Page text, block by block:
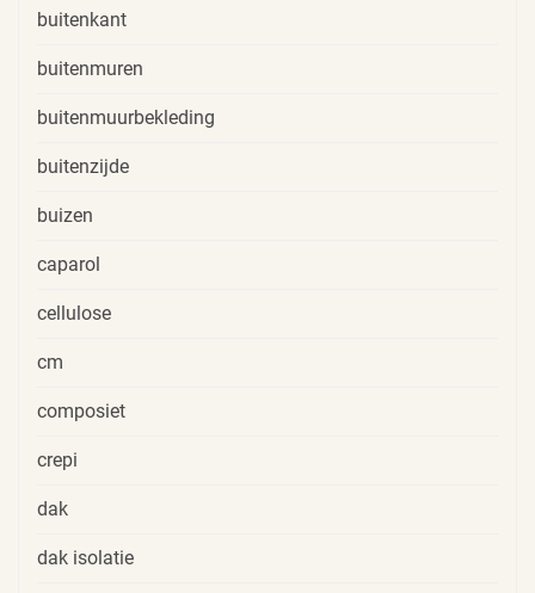
buitenkant
buitenmuren
buitenmuurbekleding
buitenzijde
buizen
caparol
cellulose
cm
composiet
crepi
dak
dak isolatie